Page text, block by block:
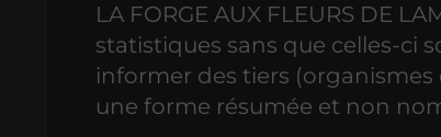
LA FORGE AUX FLEURS DE
statistiques sans que celles-ci
informer des tiers
une forme résumée et non